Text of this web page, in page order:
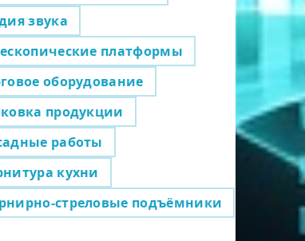
звука
платформы
оборудование
продукции
работы
кухни
стреловые подъёмники